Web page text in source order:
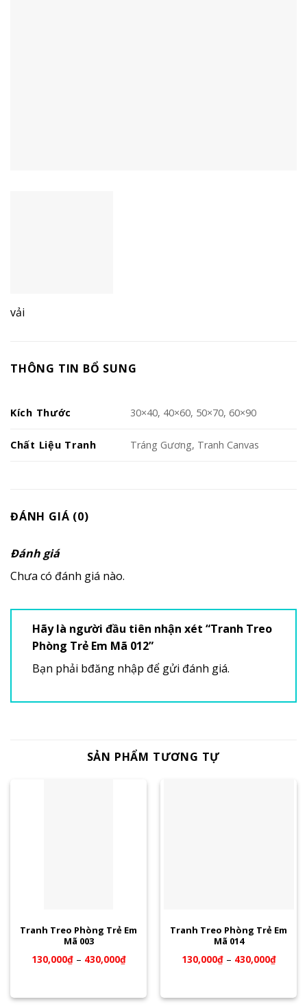
vải
THÔNG TIN BỔ SUNG
Kích Thước 30×40, 40×60, 50×70, 60×90
Chất Liệu Tranh Tráng Gương, Tranh Canvas
ĐÁNH GIÁ (0)
Đánh giá
Chưa có đánh giá nào.
Hãy là người đầu tiên nhận xét “Tranh Treo
Phòng Trẻ Em Mã 012”
Bạn phải bđăng nhập để gửi đánh giá.
SẢN PHẨM TƯƠNG TỰ
Tranh Treo Phòng Trẻ Em
Mã 003
130,000₫– 430,000₫
Tranh Treo Phòng Trẻ Em
Mã 014
130,000₫– 430,000₫